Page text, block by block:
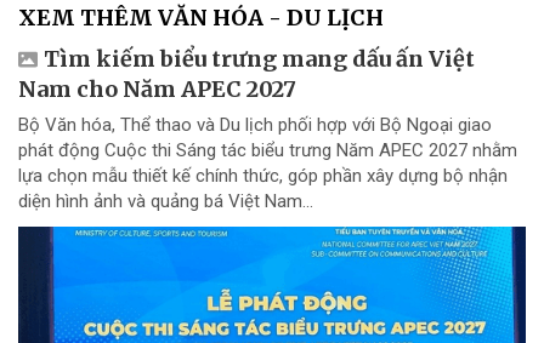
XEM THÊM VĂN HÓA - DU LỊCH
Tìm kiếm biểu trưng mang dấu ấn Việt
Nam cho Năm APEC 2027
Bộ Văn hóa, Thể thao và Du lịch phối hợp với Bộ Ngoại giao
phát động Cuộc thi Sáng tác biểu trưng Năm APEC 2027 nhằm
lựa chọn mẫu thiết kế chính thức, góp phần xây dựng bộ nhận
diện hình ảnh và quảng bá Việt Nam...